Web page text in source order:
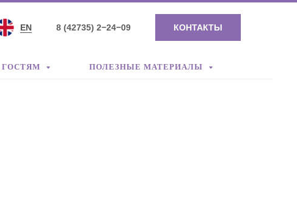
EN 8 (42735) 2−24−09 КОНТАКТЫ
ГОСТЯМ ПОЛЕЗНЫЕ МАТЕРИАЛЫ